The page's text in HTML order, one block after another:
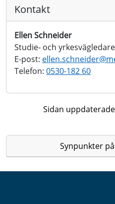
Kontakt
Ellen Schneider
Studie- och yrkesvägledare
E-post: ellen.schneider@
Telefon: 0530-182 60
Sidan
Synpunkter